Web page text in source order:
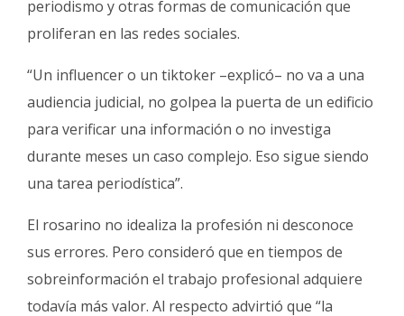
periodismo y otras formas de comunicación que
proliferan en las redes sociales.
“Un influencer o un tiktoker –explicó– no va a una
audiencia judicial, no golpea la puerta de un edificio
para verificar una información o no investiga
durante meses un caso complejo. Eso sigue siendo
una tarea periodística”.
El rosarino no idealiza la profesión ni desconoce
sus errores. Pero consideró que en tiempos de
sobreinformación el trabajo profesional adquiere
todavía más valor. Al respecto advirtió que “la